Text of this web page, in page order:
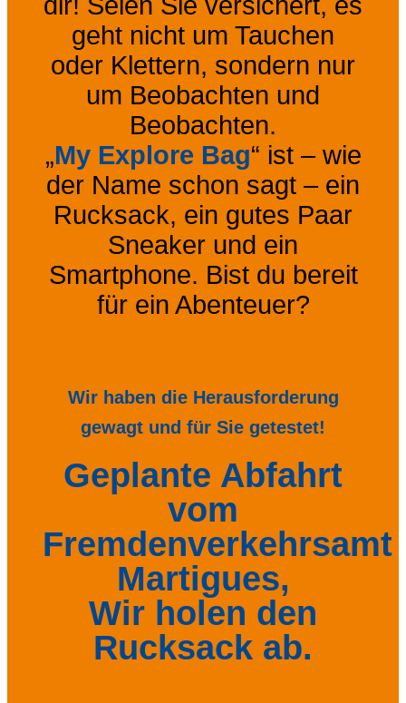
geht nicht um Tauchen
oder Klettern, sondern nur
um Beobachten und
Beobachten.
„My Explore Bag“ ist – wie
der Name schon sagt – ein
Rucksack, ein gutes Paar
Sneaker und ein
Smartphone. Bist du bereit
für ein Abenteuer?
Wir haben die Herausforderung
gewagt und für Sie getestet!
Geplante Abfahrt
vom
Fremdenverkehrsamt
Martigues,
Wir holen den
Rucksack ab.